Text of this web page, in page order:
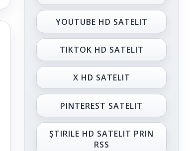
YOUTUBE HD SATELIT
TIKTOK HD SATELIT
X HD SATELIT
PINTEREST SATELIT
ȘTIRILE HD SATELIT PRIN
RSS